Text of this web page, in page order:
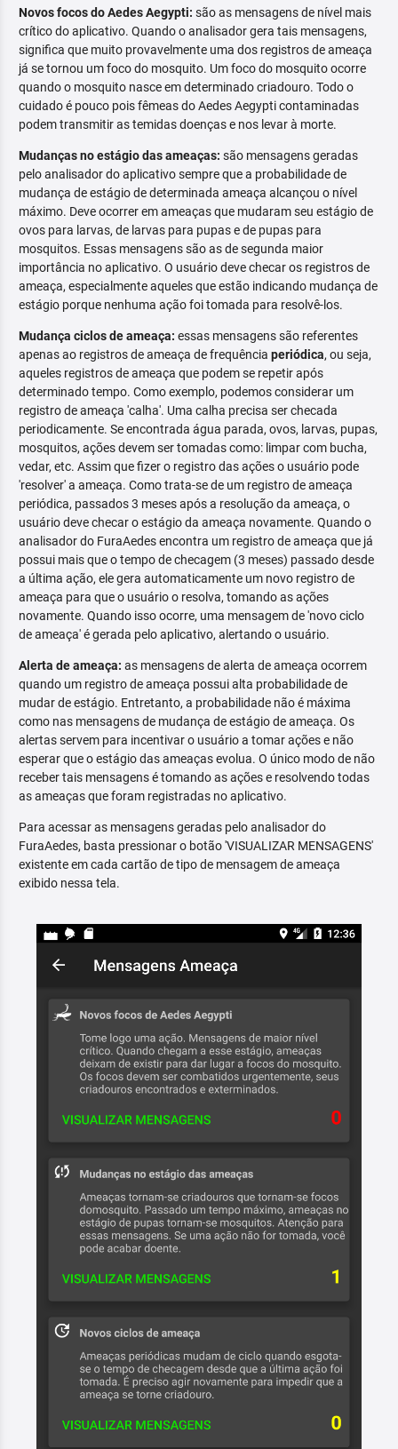
Novos focos do Aedes Aegypti: são as mensagens de nível mais
crítico do aplicativo. Quando o analisador gera tais mensagens,
significa que muito provavelmente uma dos registros de ameaça
já se tornou um foco do mosquito. Um foco do mosquito ocorre
quando o mosquito nasce em determinado criadouro. Todo o
cuidado é pouco pois fêmeas do Aedes Aegypti contaminadas
podem transmitir as temidas doenças e nos levar à morte.
Mudanças no estágio das ameaças: são mensagens geradas
pelo analisador do aplicativo sempre que a probabilidade de
mudança de estágio de determinada ameaça alcançou o nível
máximo. Deve ocorrer em ameaças que mudaram seu estágio de
ovos para larvas, de larvas para pupas e de pupas para
mosquitos. Essas mensagens são as de segunda maior
importância no aplicativo. O usuário deve checar os registros de
ameaça, especialmente aqueles que estão indicando mudança de
estágio porque nenhuma ação foi tomada para resolvê-los.
Mudança ciclos de ameaça: essas mensagens são referentes
apenas ao registros de ameaça de frequência periódica, ou seja,
aqueles registros de ameaça que podem se repetir após
determinado tempo. Como exemplo, podemos considerar um
registro de ameaça 'calha'. Uma calha precisa ser checada
periodicamente. Se encontrada água parada, ovos, larvas, pupas,
mosquitos, ações devem ser tomadas como: limpar com bucha,
vedar, etc. Assim que fizer o registro das ações o usuário pode
'resolver' a ameaça. Como trata-se de um registro de ameaça
periódica, passados 3 meses após a resolução da ameaça, o
usuário deve checar o estágio da ameaça novamente. Quando o
analisador do FuraAedes encontra um registro de ameaça que já
possui mais que o tempo de checagem (3 meses) passado desde
a última ação, ele gera automaticamente um novo registro de
ameaça para que o usuário o resolva, tomando as ações
novamente. Quando isso ocorre, uma mensagem de 'novo ciclo
de ameaça' é gerada pelo aplicativo, alertando o usuário.
Alerta de ameaça: as mensagens de alerta de ameaça ocorrem
quando um registro de ameaça possui alta probabilidade de
mudar de estágio. Entretanto, a probabilidade não é máxima
como nas mensagens de mudança de estágio de ameaça. Os
alertas servem para incentivar o usuário a tomar ações e não
esperar que o estágio das ameaças evolua. O único modo de não
receber tais mensagens é tomando as ações e resolvendo todas
as ameaças que foram registradas no aplicativo.
Para acessar as mensagens geradas pelo analisador do
FuraAedes, basta pressionar o botão 'VISUALIZAR MENSAGENS'
existente em cada cartão de tipo de mensagem de ameaça
exibido nessa tela.